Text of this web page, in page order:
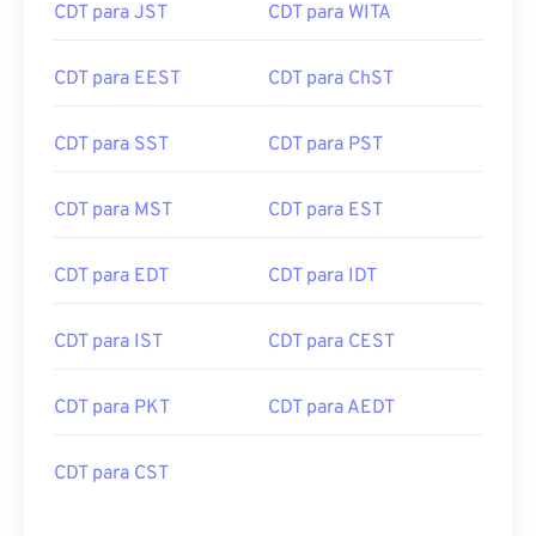
CDT para JST CDT para WITA
CDT para EEST CDT para ChST
CDT para SST CDT para PST
CDT para MST CDT para EST
CDT para EDT CDT para IDT
CDT para IST CDT para CEST
CDT para PKT CDT para AEDT
CDT para CST